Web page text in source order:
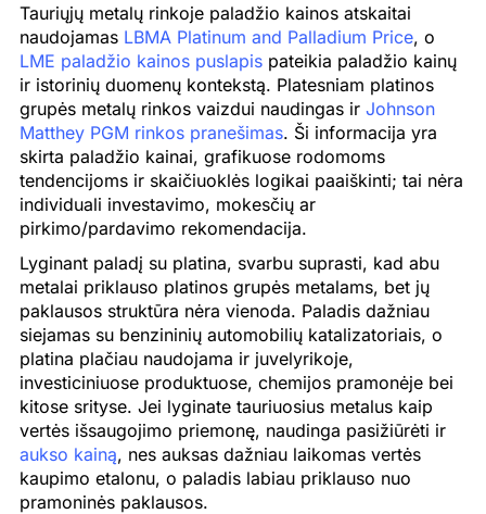
Tauriųjų metalų rinkoje paladžio kainos atskaitai
naudojamas LBMA Platinum and Palladium Price, o
LME paladžio kainos puslapis pateikia paladžio kainų
ir istorinių duomenų kontekstą. Platesniam platinos
grupės metalų rinkos vaizdui naudingas ir Johnson
Matthey PGM rinkos pranešimas. Ši informacija yra
skirta paladžio kainai, grafikuose rodomoms
tendencijoms ir skaičiuoklės logikai paaiškinti; tai nėra
individuali investavimo, mokesčių ar
pirkimo/pardavimo rekomendacija.
Lyginant paladį su platina, svarbu suprasti, kad abu
metalai priklauso platinos grupės metalams, bet jų
paklausos struktūra nėra vienoda. Paladis dažniau
siejamas su benzininių automobilių katalizatoriais, o
platina plačiau naudojama ir juvelyrikoje,
investiciniuose produktuose, chemijos pramonėje bei
kitose srityse. Jei lyginate tauriuosius metalus kaip
vertės išsaugojimo priemonę, naudinga pasižiūrėti ir
aukso kainą, nes auksas dažniau laikomas vertės
kaupimo etalonu, o paladis labiau priklauso nuo
pramoninės paklausos.